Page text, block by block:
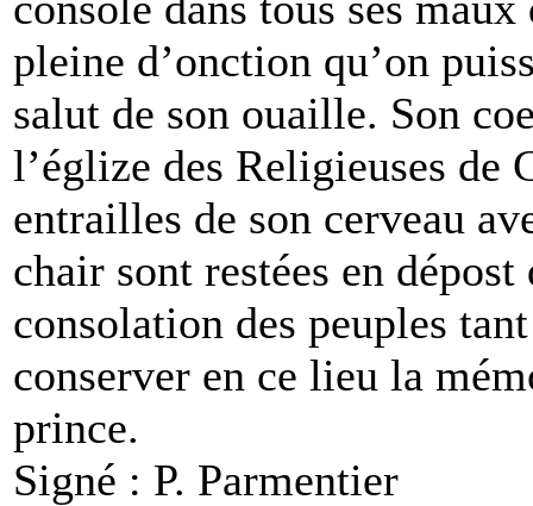
pleine d’onction qu’on
salut de son ouaille. Son
l’églize des Religieuses de
entrailles de son cerveau
chair sont restées en
consolation des peuples
conserver en ce lieu la
prince.
Signé : P. Parmentier